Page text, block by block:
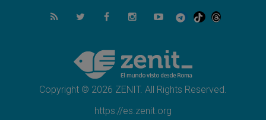
Filipinas: el Vicariato Apostólico de Calapán
se convierte en diócesis
Honduras: Los desplazados invisibles de una
crisis olvidada
Copyright © 2026 ZENIT. All Rights Reserved.
https://es.zenit.org